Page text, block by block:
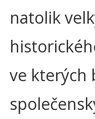
natolik
ve kterých